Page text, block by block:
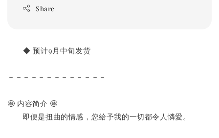
Share
◆ 预计9月中旬发货
－－－－－－－－－－－－－
🤩 内容简介 🤩
即便是扭曲的情感，您給予我的一切都令人憐愛。